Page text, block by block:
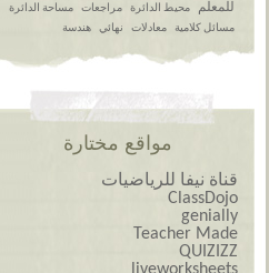
للمعلم محيط الدائرة مراجعات
مساحة الدائرة
مسائل كلامية
معادلات نهائي هندسة
مواقع مختارة
قناة نيفا للرياضيات
ClassDojo
genially
Teacher Made
QUIZIZZ